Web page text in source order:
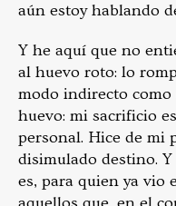
aún estoy hablando
Y he aquí que no
al huevo roto: lo
modo indirecto como
huevo: mi sacrificio
personal. Hice de mi
disimulado destino.
es, para quien ya vio